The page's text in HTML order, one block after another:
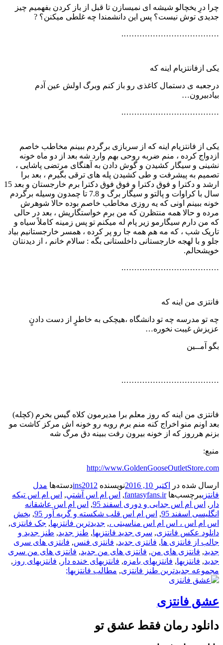
چرا درِ یخچالو شیشه ای نمیسازن تا قبل از باز کردن بفهمیم چیز
جدیدی توش نیست؟ پس این دانشمندا چه غلطی میکنن؟ ?
……………………………….
یکی ازفانتزیام اینه که
درجعبه ی دستمال کاغذی رو باز کنم وبرگ اولش عین آدم
بیادبیرون…
……………………………….
یکی از فانتزیام اینه که از سربازی برگردم ببینم مخاطب خاصم
ازدواج کرده ، منم ضربه روحی بهم وارد شه بعد از دو ماه خونه
نشینی و سیگار کشیدن و گوش دادن به آهنگای مرتضی پاشایی ،
تصمیم به پیشرفت و طی کشیدن پله های ترقی بگیرم ، بعد برا
ارشد و دکترا و فوق دکترا و فوق فوق دکترا برم خارجستان و بعد 15
سال با کراوات و پالتو و سیگار برگ و 7.8 تا چمدون وسیله برگردم
خونه ببینم اونی که یه روزی مخاطب خاصم بوده حالا شوهرش
مرده و حالا همه منتظرن که من برم خواستگاریش ، بعد در حالی
که من دارم سیگارمو زیر پام له میکنم تو پس زمینه کاملاً سیاه و
تاریک شب ، که مه هم همه جا رو پر کرده ، همسر خارجستانیم بیاد
جلو و با لهجه خارجستانی داخلستانی بگه : سالام خانم ، از دیدنتان
خویشحالم.
……………………………….
فانتزی من اینه که
چه تو مدرسه چه تو دانشگاه ،هیچکی به خاطرٍ از دست دادنٍ
عزیزش غیبت نخوره…
بگو آمــین
……………………………….
فانتزی من اینه که روز معلم برا مدیرمون کلاه گیس بخرم (کچله‏)‏
بعد اونم منو اخراج کنه منم برم روبه رو خونه اش مرکز کاشت مو
بزنم هرروز که از خونه بیرون رفت ببینه دق مرگ شه
منبع:
http://www.GoldenGooseOutletStore.com
ارسال شده در اکتبر 10, 2016 نویسنده ins2012دسته‌ها مدل
فانتزیبرچسب‌هاfantasyfans.ir
, اس ام اس آشتي, اس ام اس تیکه
دار , اس ام اس جدایی و دوری اسفند 95 , اس ام اس عاشقانه
انگلیسی اسفند 95
, اس ام اس قلب شکسته و گریه آور 95 , بخش
اس ام اس ، اس ام اس مناسبتی ،, جدیدترین فانتزیها, جک فانتزی,
دانلود عکس فانتزی, سری جدید فانتزیها, طنز جدید, طنز جدید و
جالب از فانتزی ها, فانتزی جدید, فانتزی فنس, فانتزی های سری
جدید, فانتزی های من, فانتزی های من جدید, فانتزی های من سری
جدید, فانتزیها, فانتزیهای بامزه, فانتزیهای خنده دار , فانتزیهای روز ,
مجموعه جدیدترین طنز فانتزی, مطالب فانتزیها;
عشق فانتزی
دانلود رمان فقط عشق تو